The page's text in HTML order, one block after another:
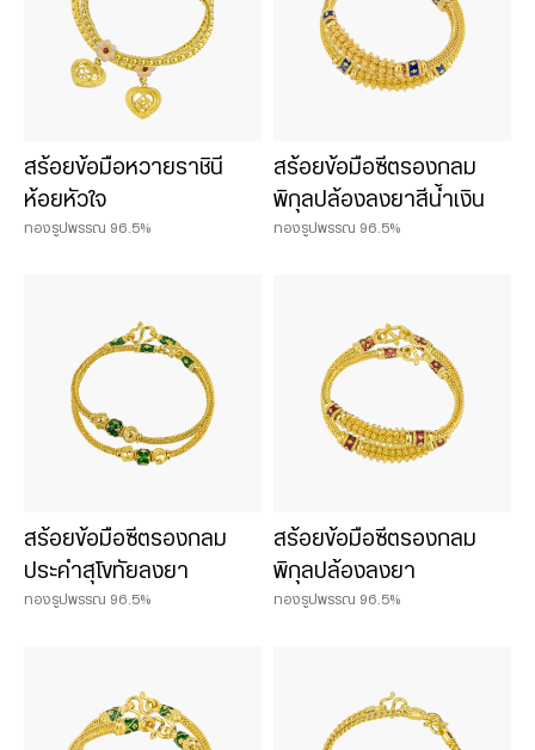
สร้อยข้อมือหวายราชินี
ห้อยหัวใจ
ทองรูปพรรณ 96.5%
สร้อยข้อมือซีตรองกลม
พิกุลปล้องลงยาสีน้ำเงิน
ทองรูปพรรณ 96.5%
สร้อยข้อมือซีตรองกลม
ประคำสุโขทัยลงยา
ทองรูปพรรณ 96.5%
สร้อยข้อมือซีตรองกลม
พิกุลปล้องลงยา
ทองรูปพรรณ 96.5%